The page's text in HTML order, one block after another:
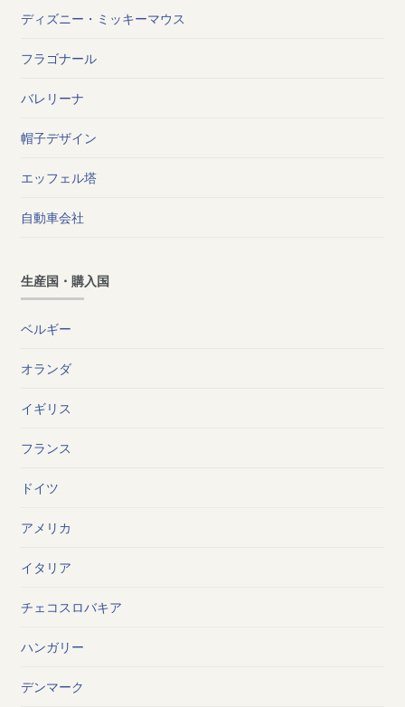
ディズニー・ミッキーマウス
フラゴナール
バレリーナ
帽子デザイン
エッフェル塔
自動車会社
生産国・購入国
ベルギー
オランダ
イギリス
フランス
ドイツ
アメリカ
イタリア
チェコスロバキア
ハンガリー
デンマーク